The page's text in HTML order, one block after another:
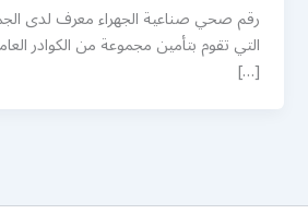
رقم صحي صناعية الجهراء معرف لدى
التي تقوم بتأمين مجموعة من الكوادر
[…]